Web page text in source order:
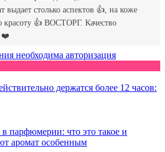
необходима авторизация
держатся более 12 часов:
парфюмерии: что это такое и
аромат особенным